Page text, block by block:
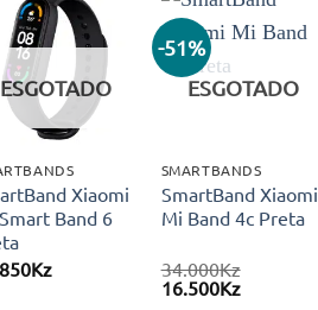
aos meus
desejos
ESGOTADO
Xiaomi
Band 6
Kz
-51%
desejos
ESGOTADO
SMARTBANDS
SmartBand Xiaomi
Mi Band 4c Preta
34.000Kz
O
16.500KzO